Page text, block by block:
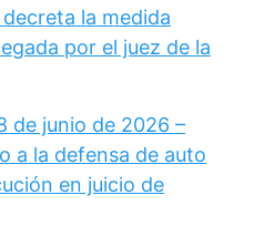
la medida
por el juez de la
de junio de 2026 –
a la defensa de auto
en juicio de